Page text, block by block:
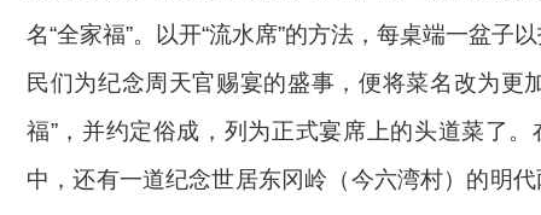
名“全家福”。以开“流水席”的方法，每桌端一盆子
民们为纪念周天官赐宴的盛事，便将菜名改为更
福”，并约定俗成，列为正式宴席上的头道菜了
中，还有一道纪念世居东冈岭（今六湾村）的明